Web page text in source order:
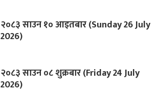
२०८३ साउन १० आइतबार (Sunday 26 July
2026)
२०८३ साउन ०८ शुक्रबार (Friday 24 July
2026)